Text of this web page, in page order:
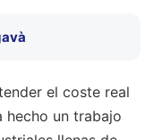
el coste real
hecho un trabajo